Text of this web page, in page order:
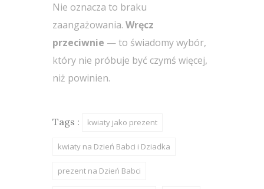
Nie oznacza to braku
zaangażowania. Wręcz
przeciwnie — to świadomy wybór,
który nie próbuje być czymś więcej,
niż powinien.
Tags : kwiaty jako prezent
kwiaty na Dzień Babci i Dziadka
prezent na Dzień Babci